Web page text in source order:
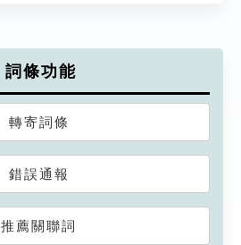
詞條功能
轉寄詞條
錯誤通報
推薦關聯詞